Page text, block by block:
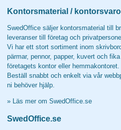
Kontorsmaterial /
SwedOffice säljer kontorsmaterial till
leveranser till företag och
Vi har ett stort sortiment inom
pärmar, pennor, papper, kuvert och
företagets kontor eller hemmakontoret.
Beställ snabbt och enkelt via vår
ni behöver hjälp.
» Läs mer om SwedOffice.se
SwedOffice.se